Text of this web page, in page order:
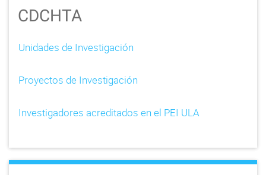
CDCHTA
Unidades de Investigación
Proyectos de Investigación
Investigadores acreditados en el PEI ULA